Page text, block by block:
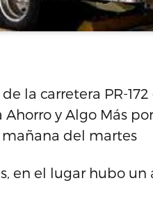
la carretera PR-
y Algo Más
mañana del martes
en el lugar hubo